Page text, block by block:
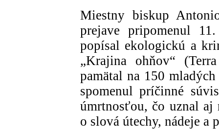
Miestny biskup
prejave pripomenul
popísal ekologickú a
„Krajina ohňov“
pamätal na 150
spomenul príčinné
úmrtnosťou, čo uznal aj
o slová útechy, nádeje a